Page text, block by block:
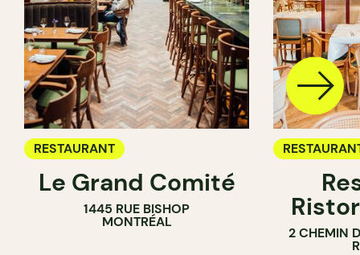
RESTAURANT
Le Grand Comité
1445 RUE BISHOP
MONTRÉAL
2 CHEMIN